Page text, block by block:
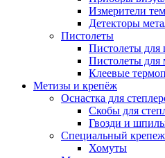
Измерители
Детекторы
Пистолеты
Пистолеты для
Пистолеты
Клеевые
Метизы и крепёж
Оснастка для
Скобы для
Гвозди и
Специальный крепеж
Хомуты